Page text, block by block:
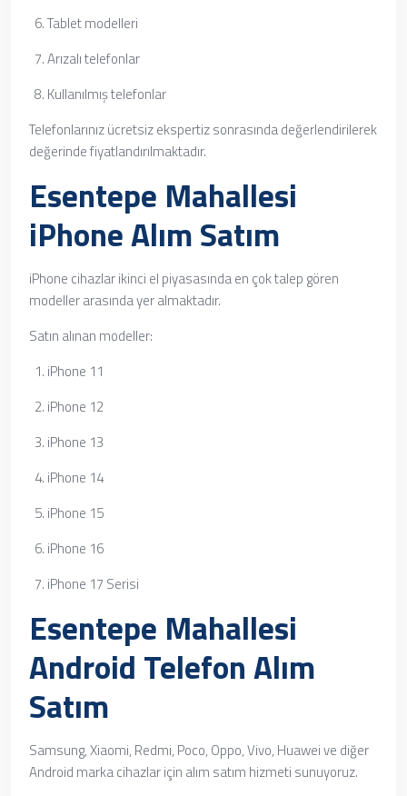
Tablet modelleri
Arızalı telefonlar
Kullanılmış telefonlar
Telefonlarınız ücretsiz ekspertiz sonrasında değerlendirilerek
değerinde fiyatlandırılmaktadır.
Esentepe Mahallesi
iPhone Alım Satım
iPhone cihazlar ikinci el piyasasında en çok talep gören
modeller arasında yer almaktadır.
Satın alınan modeller:
iPhone 11
iPhone 12
iPhone 13
iPhone 14
iPhone 15
iPhone 16
iPhone 17 Serisi
Esentepe Mahallesi
Android Telefon Alım
Satım
Samsung, Xiaomi, Redmi, Poco, Oppo, Vivo, Huawei ve diğer
Android marka cihazlar için alım satım hizmeti sunuyoruz.